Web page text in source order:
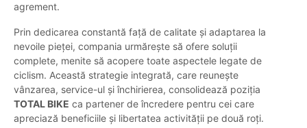
agrement.
Prin dedicarea constantă față de calitate și adaptarea la
nevoile pieței, compania urmărește să ofere soluții
complete, menite să acopere toate aspectele legate de
ciclism. Această strategie integrată, care reunește
vânzarea, service-ul și închirierea, consolidează poziția
TOTAL BIKE ca partener de încredere pentru cei care
apreciază beneficiile și libertatea activității pe două roți.